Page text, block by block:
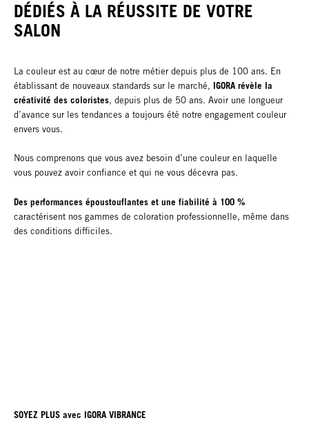
DÉDIÉS À LA RÉUSSITE DE VOTRE
SALON
La couleur est au cœur de notre métier depuis plus de 100 ans. En
établissant de nouveaux standards sur le marché, IGORA révèle la
créativité des coloristes, depuis plus de 50 ans. Avoir une longueur
d’avance sur les tendances a toujours été notre engagement couleur
envers vous.
Nous comprenons que vous avez besoin d’une couleur en laquelle
vous pouvez avoir confiance et qui ne vous décevra pas.
Des performances époustouflantes et une fiabilité à 100 %
caractérisent nos gammes de coloration professionnelle, même dans
des conditions difficiles.
SOYEZ PLUS avec IGORA VIBRANCE